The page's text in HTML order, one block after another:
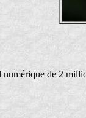
de 2